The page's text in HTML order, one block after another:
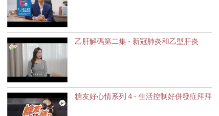
乙肝解碼第二集 - 新冠肺炎和乙型肝炎
糖友好心情系列 4 - 生活控制好併發症拜拜